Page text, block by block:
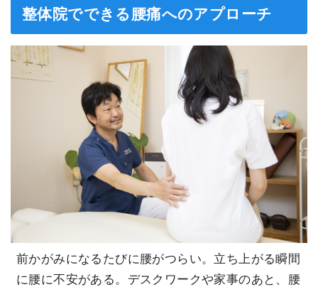
整体院でできる腰痛へのアプローチ
前かがみになるたびに腰がつらい。立ち上がる瞬間
に腰に不安がある。デスクワークや家事のあと、腰